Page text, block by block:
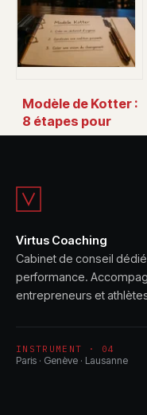
Modèle de Kotter :
8 étapes pour
transformer
changement
Virtus Coaching
Cabinet de conseil
performance.
entrepreneurs et
INSTRUMENT · 04
Paris · Genève · Lausanne